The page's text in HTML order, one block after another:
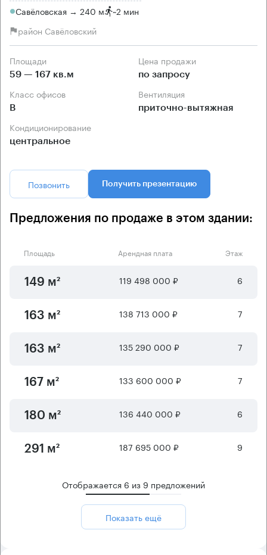
Савёловская → 240 м ~2 мин
район Савёловский
Площади
59 — 167 кв.м
Цена продажи
по запросу
Класс офисов
B
Вентиляция
приточно-вытяжная
Кондиционирование
центральное
Позвонить Получить презентацию
Предложения по продаже в этом здании:
Площадь Арендная плата Этаж
149 м² 119 498 000 ₽ 6
163 м² 138 713 000 ₽ 7
163 м² 135 290 000 ₽ 7
167 м² 133 600 000 ₽ 7
180 м² 136 440 000 ₽ 6
291 м² 187 695 000 ₽ 9
Отображается 6 из 9 предложений
Показать ещё